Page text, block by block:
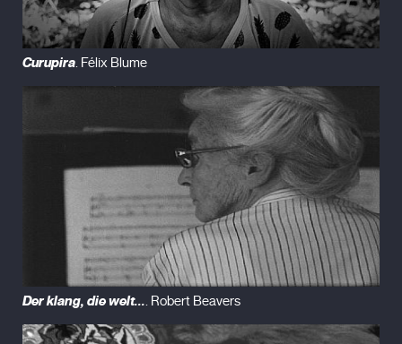
Curupira. Félix Blume
Der klang, die welt.... Robert Beavers